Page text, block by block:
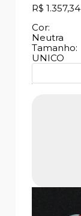
R$ 1.357,34
Cor:
Neutra
Tamanho:
UNICO